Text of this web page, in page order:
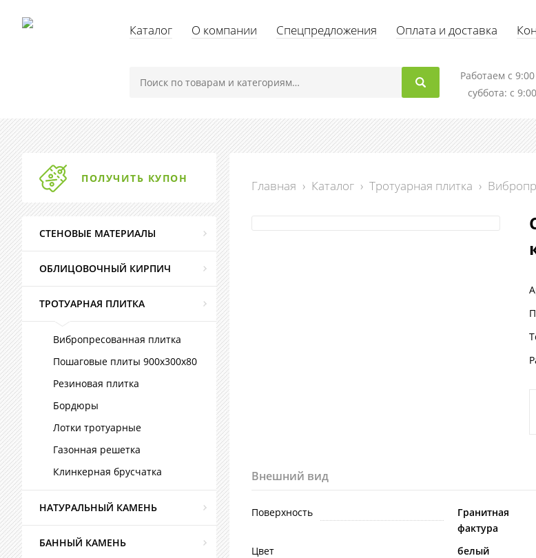
Каталог О компании Спецпредложения Оплата и доставка
Работаем c
суббота: с
Главная › Каталог › Тротуарная плитка ›
Внешний вид
Поверхность
Гранитная
фактура
Цвет
белый
ПОЛУЧИТЬ КУПОН
СТЕНОВЫЕ МАТЕРИАЛЫ
ОБЛИЦОВОЧНЫЙ КИРПИЧ
ТРОТУАРНАЯ ПЛИТКА
Вибропресованная плитка
Пошаговые плиты 900х300х80
Резиновая плитка
Бордюры
Лотки тротуарные
Газонная решетка
Клинкерная брусчатка
НАТУРАЛЬНЫЙ КАМЕНЬ
БАННЫЙ КАМЕНЬ